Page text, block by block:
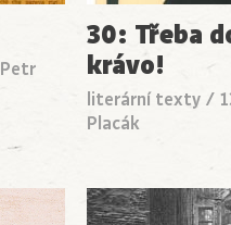
Petr
30: Třeba
krávo!
literární texty /
Placák